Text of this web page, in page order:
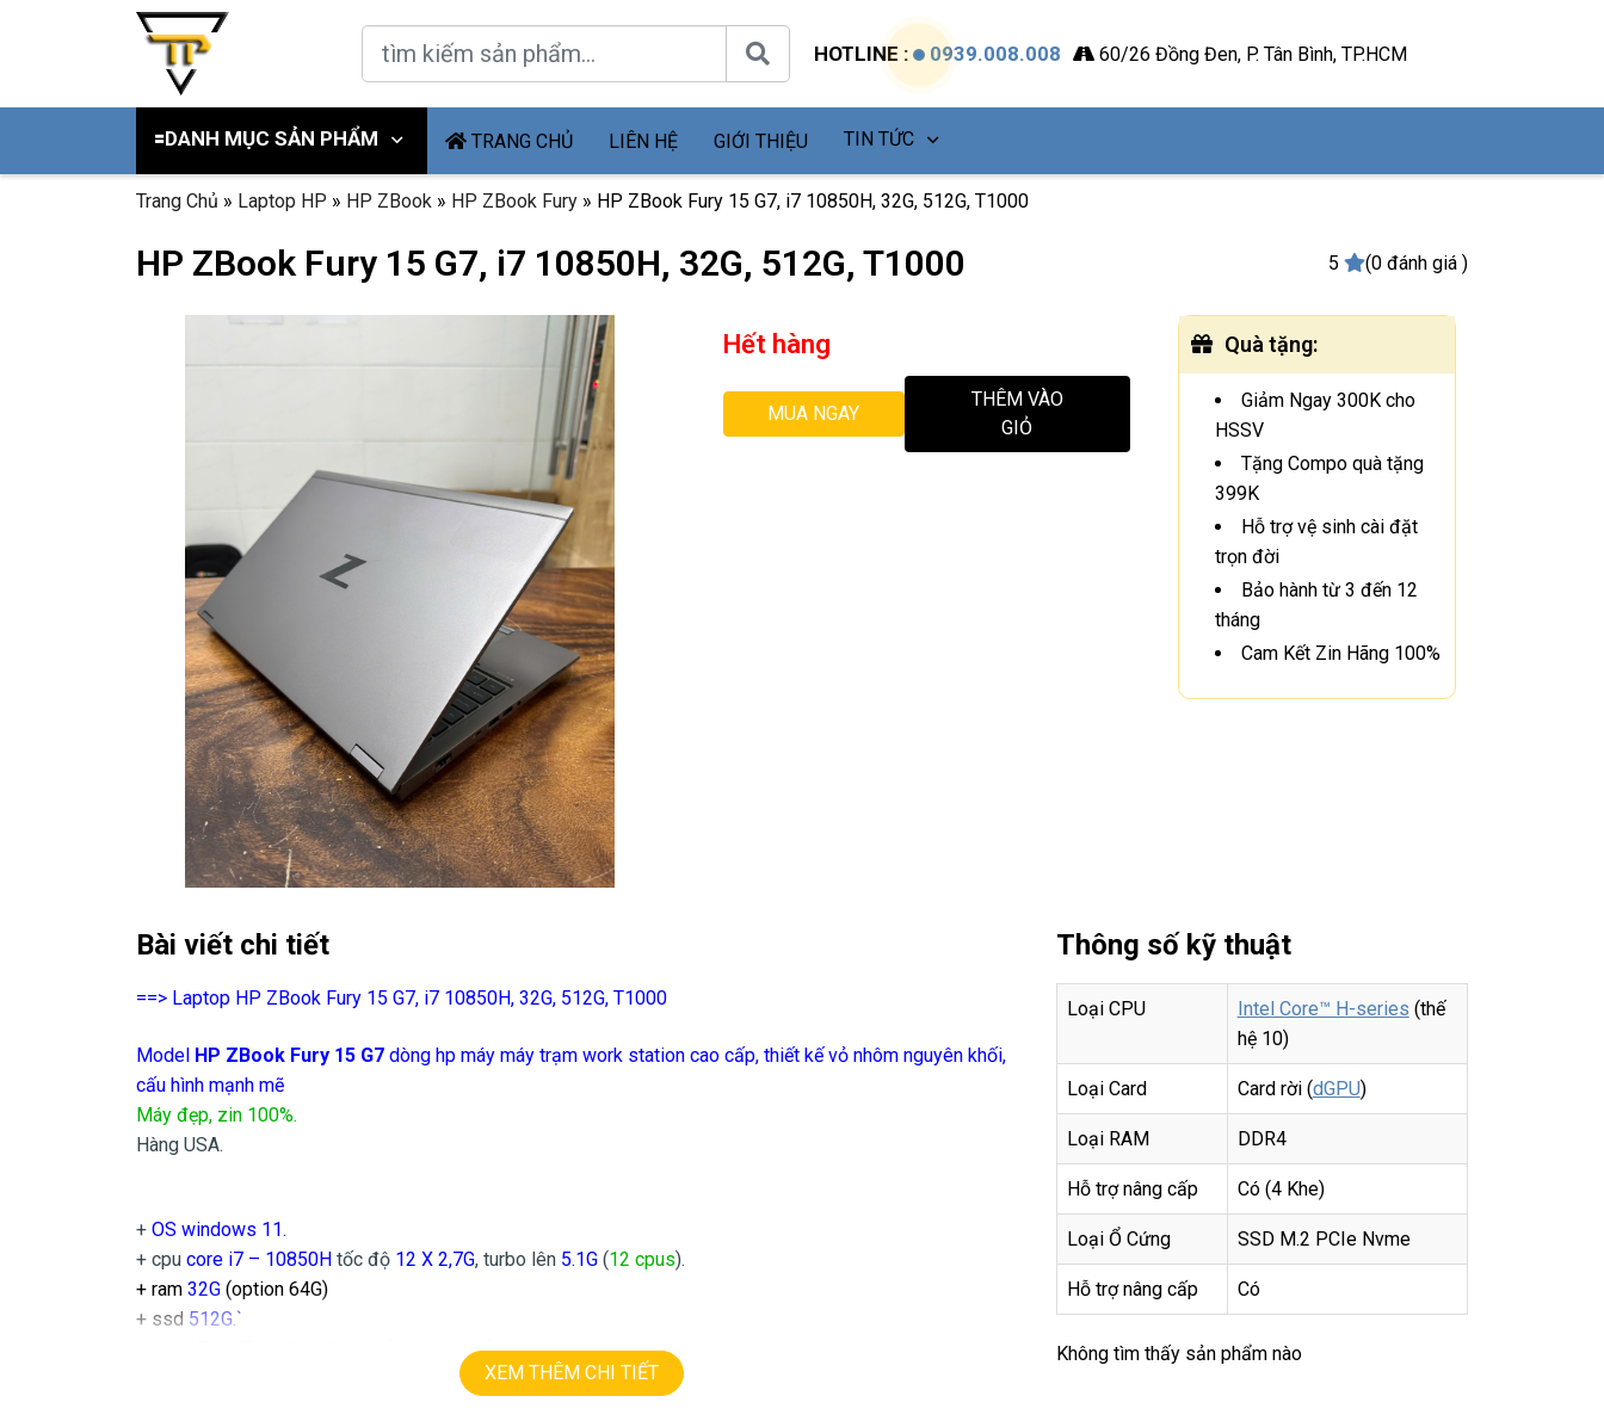
HOTLINE : 0939.008.008 60/26 Đồng Đen, P. Tân Bình, TP.HCM
🟰DANH MỤC SẢN PHẨM TRANG CHỦ LIÊN HỆ GIỚI THIỆU TIN TỨC
Trang Chủ » Laptop HP » HP ZBook » HP ZBook Fury » HP ZBook Fury 15 G7, i7 10850H, 32G, 512G, T1000
HP ZBook Fury 15 G7, i7 10850H, 32G, 512G, T1000 5 (0 đánh giá )
Hết hàng
MUA NGAY
THÊM VÀO
GIỎ
Quà tặng:
Giảm Ngay 300K cho
HSSV
Tặng Compo quà tặng
399K
Hỗ trợ vệ sinh cài đặt
trọn đời
Bảo hành từ 3 đến 12
tháng
Cam Kết Zin Hãng 100%
Bài viết chi tiết
==> Laptop HP ZBook Fury 15 G7, i7 10850H, 32G, 512G, T1000
Model HP ZBook Fury 15 G7 dòng hp máy máy trạm work station cao cấp, thiết kế vỏ nhôm nguyên khối,
cấu hình mạnh mẽ
Máy đẹp, zin 100%.
Hàng USA.
+ OS windows 11.
+ cpu core i7 – 10850H tốc độ 12 X 2,7G, turbo lên 5.1G (12 cpus).
+ ram 32G (option 64G)
+ ssd 512G.`
(1920×1080).
XEM THÊM CHI TIẾT
Thông số kỹ thuật
Loại CPU Intel Core™ H-series (thế
hệ 10)
Loại Card Card rời (dGPU)
Loại RAM DDR4
Hỗ trợ nâng cấp Có (4 Khe)
Loại Ổ Cứng SSD M.2 PCIe Nvme
Hỗ trợ nâng cấp Có
Không tìm thấy sản phẩm nào